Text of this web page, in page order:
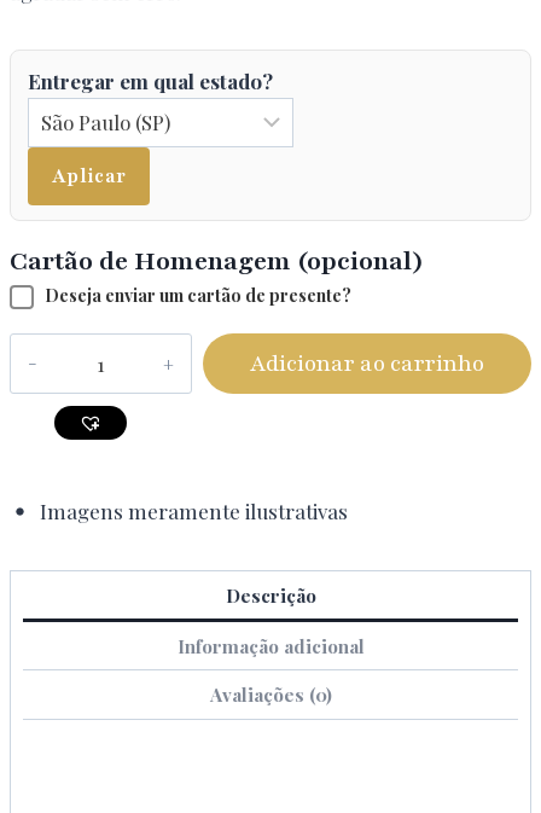
Entregar em qual estado?
Aplicar
Cartão de Homenagem (opcional)
Deseja enviar um cartão de presente?
Adicionar ao carrinho
Imagens meramente ilustrativas
Descrição
Informação adicional
Avaliações (0)